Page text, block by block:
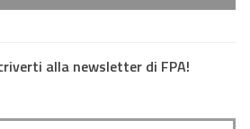
alla newsletter di FPA!